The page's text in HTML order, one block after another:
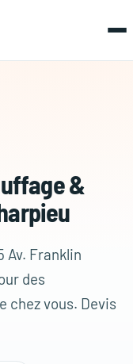
&
Av. Franklin
des
chez vous. Devis